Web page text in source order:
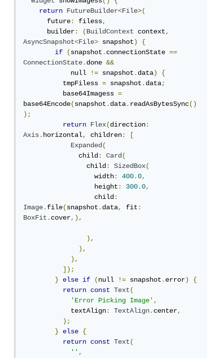
return
FutureBuilder<File>(
      future
: filess,
      builder
: (BuildContext context,
AsyncSnapshot<File> snapshot)
{
if
(snapshot.connectionState ==
ConnectionState.done &&
            null
!= snapshot.data)
{
          tmpFiless
= snapshot.data;
          base64Imagess
=
base64Encode(snapshot.data.readAsBytesSync()
);
return
Flex(direction:
Axis.horizontal, children:
[
Expanded(
              child
: Card(
                child
: SizedBox(
                  width
: 400.0,
                  height
: 300.0,
                  child
:
Image.file(snapshot.data, fit:
BoxFit.cover,),
),
),
),
]);
}
else if (null != snapshot.error)
{
return
const Text(
'Error Picking Image',
            textAlign
: TextAlign.center,
);
}
else
{
return
const Text(
'',